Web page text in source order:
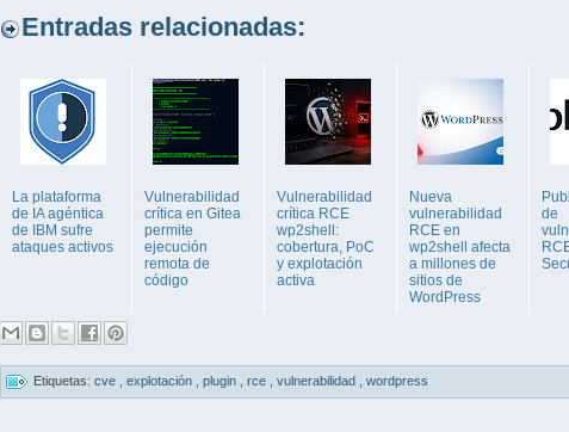
Entradas relacionadas:
La plataforma
de IA agéntica
de IBM sufre
ataques activos
Vulnerabilidad
crítica en Gitea
permite
ejecución
remota de
código
Vulnerabilidad
crítica RCE
wp2shell:
cobertura, PoC
y explotación
activa
Nueva
vulnerabilidad
RCE en
wp2shell afecta
a millones de
sitios de
WordPress
de
Etiquetas: cve explotación plugin rce vulnerabilidad wordpress